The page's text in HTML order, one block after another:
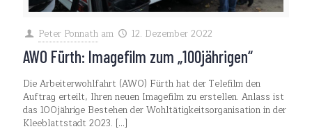
Peter Ponnath am 12. Dezember 2022
AWO Fürth: Imagefilm zum „100jährigen“
Die Arbeiterwohlfahrt (AWO) Fürth hat der Telefilm den
Auftrag erteilt, Ihren neuen Imagefilm zu erstellen. Anlass ist
das 100jährige Bestehen der Wohltätigkeitsorganisation in der
Kleeblattstadt 2023. […]